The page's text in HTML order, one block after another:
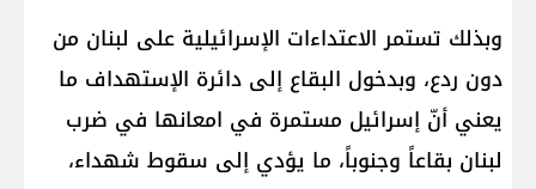
وبذلك تستمر الاعتداءات الإسرائيلية على لبنان من
دون ردع، وبدخول البقاع إلى دائرة الإستهداف ما
يعني أنّ إسرائيل مستمرة في امعانها في ضرب
لبنان بقاعاً وجنوباً، ما يؤدي إلى سقوط شهداء،